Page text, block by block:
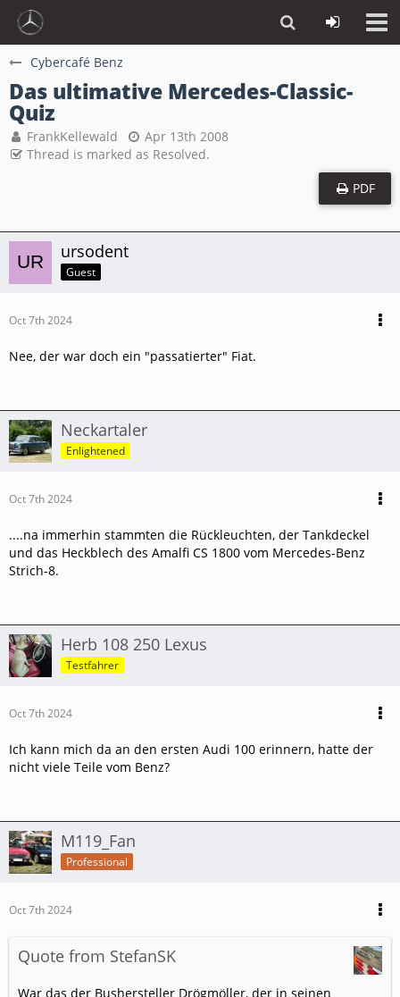
Cybercafé Benz
Das ultimative Mercedes-Classic-
Quiz
FrankKellewald
Apr 13th 2008
Thread is marked as Resolved.
PDF
ursodent
Guest
Oct 7th 2024
Nee, der war doch ein "passatierter" Fiat.
Neckartaler
Enlightened
Oct 7th 2024
....na immerhin stammten die Rückleuchten, der Tankdeckel
und das Heckblech des Amalfi CS 1800 vom Mercedes-Benz
Strich-8.
Herb 108 250 Lexus
Testfahrer
Oct 7th 2024
Ich kann mich da an den ersten Audi 100 erinnern, hatte der
nicht viele Teile vom Benz?
M119_Fan
Professional
Oct 7th 2024
Quote from StefanSK
War das der Bushersteller Drögmöller, der in seinen